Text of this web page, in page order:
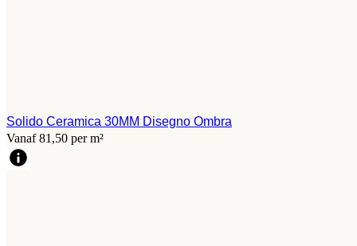
Solido Ceramica 30MM Disegno Ombra
Vanaf 81,50 per m²